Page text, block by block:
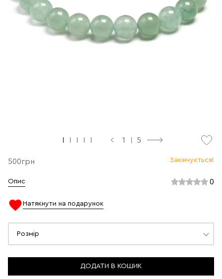
1 5
500грн Закінчується!
Опис 0
Натякнути на подарунок
Розмір
ДОДАТИ В КОШИК